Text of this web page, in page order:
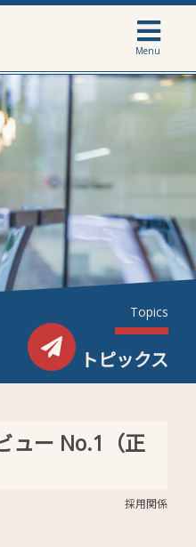
Menu
Topics
トピックス
ュー No.1（正
採用関係